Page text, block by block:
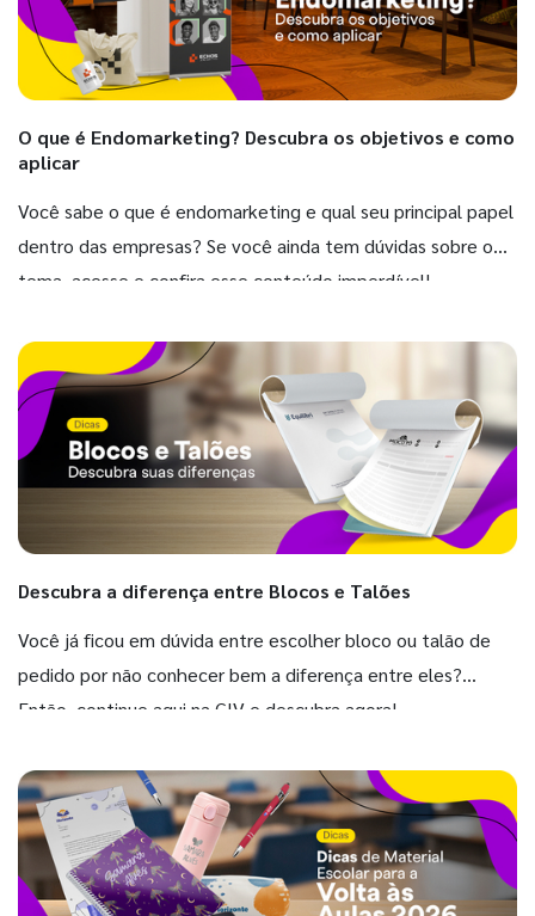
O que é Endomarketing? Descubra os objetivos e como
aplicar
Você sabe o que é endomarketing e qual seu principal papel
dentro das empresas? Se você ainda tem dúvidas sobre o
tema, acesse e confira esse conteúdo imperdível!
Descubra a diferença entre Blocos e Talões
Você já ficou em dúvida entre escolher bloco ou talão de
pedido por não conhecer bem a diferença entre eles?
Então, continue aqui na GIV e descubra agora!